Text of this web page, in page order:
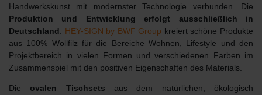
Handwerkskunst mit modernster Technologie verbunden. Die
Produktion und Entwicklung erfolgt ausschließlich in
Deutschland. HEY-SIGN by BWF Group kreiert schöne Produkte
aus 100% Wollfilz für die Bereiche Wohnen, Lifestyle und den
Projektbereich in vielen Formen und verschiedenen Farben im
Zusammenspiel mit den positiven Eigenschaften des Materials.
Die ovalen Tischsets aus dem natürlichen, ökologisch